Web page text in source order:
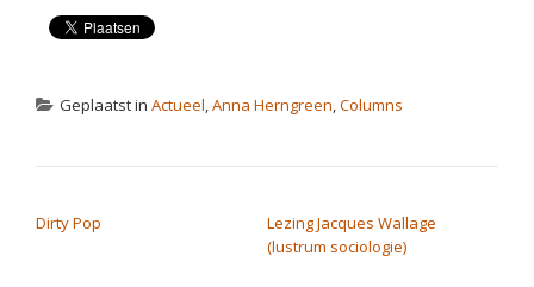
Geplaatst in Actueel,Anna Herngreen,Columns
Dirty Pop
Lezing Jacques Wallage
(lustrum sociologie)